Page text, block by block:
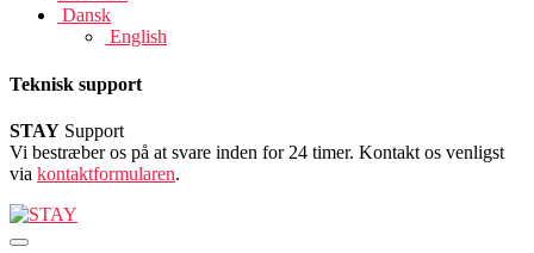
Dansk
English
Teknisk support
STAY Support
Vi bestræber os på at svare inden for 24 timer. Kontakt os venligst
via kontaktformularen.